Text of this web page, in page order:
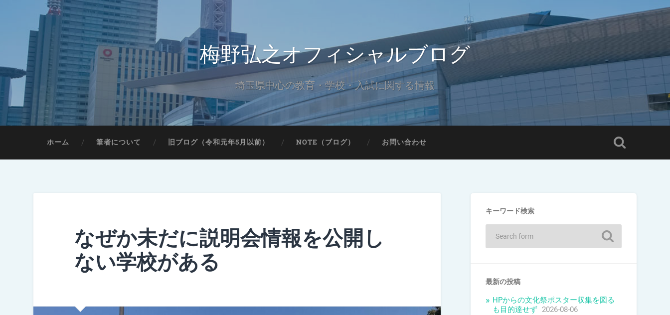
梅野弘之オフィシャルブログ
埼玉県中心の教育・学校・入試に関する情報
ホーム 筆者について 旧ブログ（令和元年5月以前） NOTE（ブログ） お問い合わせ
なぜか未だに説明会情報を公開し
ない学校がある
キーワード検索
最新の投稿
HPからの文化祭ポスター収集を図る
も目的達せず 2026-08-06